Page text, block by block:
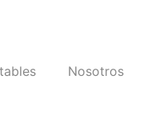
Nosotros